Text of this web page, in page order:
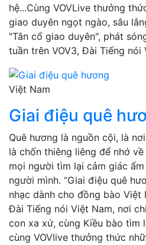
hệ...Cùng VOVLive thưởng
giao duyên ngọt ngào, sâu
"Tân cổ giao duyên", phát
tuần trên VOV3, Đài Tiếng nói
Việt Nam
Giai điệu quê
Quê hương là nguồn cội, là
là chốn thiêng liêng để nhớ
mọi người tìm lại cảm giác
người mình. “Giai điệu quê
nhạc dành cho đồng bào Việt
Đài Tiếng nói Việt Nam, nơi
con xa xứ, cùng Kiều bào tìm
cùng VOVlive thưởng thức